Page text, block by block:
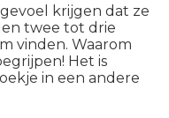
krijgen dat ze
twee tot drie
vinden. Waarom
Het is
in een andere